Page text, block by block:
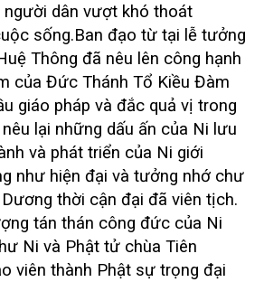
người dân vượt khó thoát
sống.Ban đạo từ tại lễ tưởng
Thông đã nêu lên công hạnh
của Đức Thánh Tổ Kiều Đàm
giáo pháp và đắc quả vị trong
lại những dấu ấn của Ni lưu
và phát triển của Ni giới
như hiện đại và tưởng nhớ chư
thời cận đại đã viên tịch.
tán thán công đức của Ni
Ni và Phật tử chùa Tiên
viên thành Phật sự trọng đại